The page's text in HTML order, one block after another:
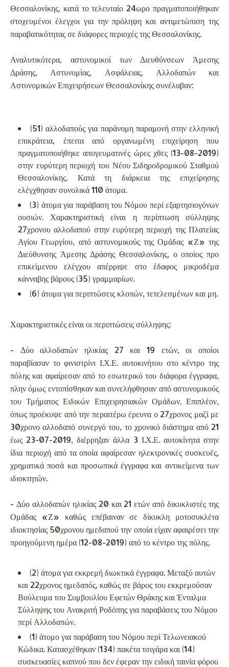
Θεσσαλονίκης, κατά το τελευταίο 24ωρο πραγματοποιήθηκαν
στοχευμένοι έλεγχοι για την πρόληψη και αντιμετώπιση της
παραβατικότητας σε διάφορες περιοχές της Θεσσαλονίκης.
Αναλυτικότερα, αστυνομικοί των Διευθύνσεων Άμεσης
Δράσης, Αστυνομίας, Ασφάλειας, Αλλοδαπών και
Αστυνομικών Επιχειρήσεων Θεσσαλονίκης συνέλαβαν:
(51) αλλοδαπούς για παράνομη παραμονή στην ελληνική
επικράτεια, έπειτα από οργανωμένη επιχείρηση που
πραγματοποιήθηκε απογευματινές ώρες χθες (13-08-2019)
στην ευρύτερη περιοχή του Νέου Σιδηροδρομικού Σταθμού
Θεσσαλονίκης. Κατά τη διάρκεια της επιχείρησης
ελέγχθησαν συνολικά 110 άτομα.
(3) άτομα για παράβαση του Νόμου περί εξαρτησιογόνων
ουσιών. Χαρακτηριστική είναι η περίπτωση σύλληψης
27χρονου αλλοδαπού στην ευρύτερη περιοχή της Πλατείας
Αγίου Γεωργίου, από αστυνομικούς της Ομάδας «Ζ» της
Διεύθυνσης Άμεσης Δράσης Θεσσαλονίκης, ο οποίος προ
επικείμενου ελέγχου απέρριψε στο έδαφος μικροδέμα
κάνναβης βάρους (35) γραμμαρίων.
(6) άτομα για περιπτώσεις κλοπών, τετελεσμένων και μη.
Χαρακτηριστικές είναι οι περιπτώσεις σύλληψης:
- Δύο αλλοδαπών ηλικίας 27 και 19 ετών, οι οποίοι
παραβίασαν το φινιστρίνι Ι.Χ.Ε. αυτοκινήτου στο κέντρο της
πόλης και αφαίρεσαν από το εσωτερικό του διάφορα έγγραφα,
πλην όμως εντοπίσθηκαν και συνελήφθησαν από αστυνομικούς
του Τμήματος Ειδικών Επιχειρησιακών Ομάδων. Επιπλέον,
όπως προέκυψε από την περαιτέρω έρευνα ο 27χρονος μαζί με
30χρονο αλλοδαπό συνεργό του, το χρονικό διάστημα από 21
έως 23-07-2019, διέρρηξαν άλλα 3 Ι.Χ.Ε. αυτοκίνητα στην
ίδια περιοχή από τα οποία αφαίρεσαν ηλεκτρονικές συσκευές,
χρηματικά ποσά και προσωπικά έγγραφα και αντικείμενα των
ιδιοκτητών.
- Δύο αλλοδαπών ηλικίας 20 και 21 ετών από δικυκλιστές της
Ομάδας «Ζ» καθώς επέβαιναν σε δίκυκλη μοτοσυκλέτα
ιδιοκτησίας 50χρονου ημεδαπού την οποία είχαν αφαιρέσει την
προηγούμενη ημέρα (12-08-2019) από το κέντρο της πόλης.
(2) άτομα για εκκρεμή διωκτικά έγγραφα. Μεταξύ αυτών
και 22χρονος ημεδαπός, καθώς σε βάρος του εκκρεμούσαν
Βούλευμα του Συμβουλίου Εφετών Θράκης και Ένταλμα
Σύλληψης του Ανακριτή Ροδόπης για παραβάσεις του Νόμου
περί Αλλοδαπών.
(1) άτομο για παράβαση του Νόμου περί Τελωνειακού
Κώδικα. Κατασχέθηκαν (134) πακέτα τσιγάρα και (14)
συσκευασίες καπνού που δεν έφεραν την ειδική ταινία φόρου